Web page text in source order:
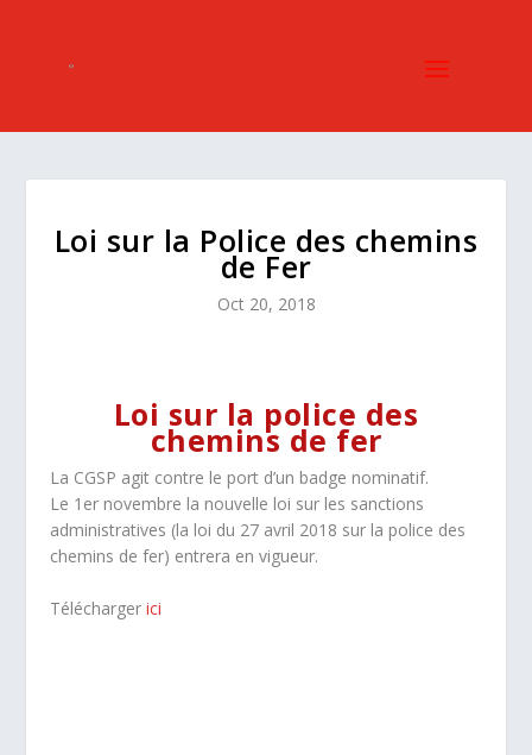
Loi sur la Police des chemins
de Fer
Oct 20, 2018
Loi sur la police des
chemins de fer
La CGSP agit contre le port d’un badge nominatif.
Le 1er novembre la nouvelle loi sur les sanctions
administratives (la loi du 27 avril 2018 sur la police des
chemins de fer) entrera en vigueur.
Téléchargerici